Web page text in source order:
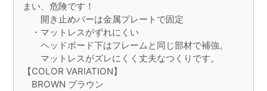
まい、危険です！
開き止めバーは金属プレートで固定
・マットレスがずれにくい
ヘッドボード下はフレームと同じ部材で補強。
マットレスがズレにくく丈夫なつくりです。
【COLOR VARIATION】
BROWN ブラウン